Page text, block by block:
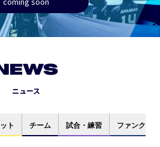
ニュース
ト チーム 試合・練習 ファンクラブ